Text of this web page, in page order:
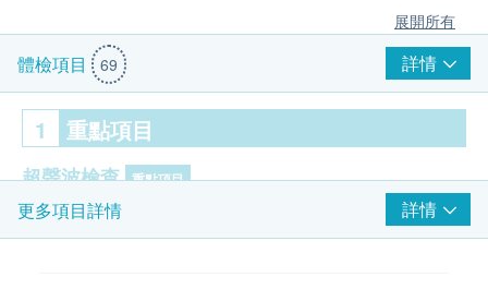
展開所有
體檢項目 69 詳情
1 重點項目
超聲波檢查 重點項目
肝臟超聲波
更多項目詳情 詳情